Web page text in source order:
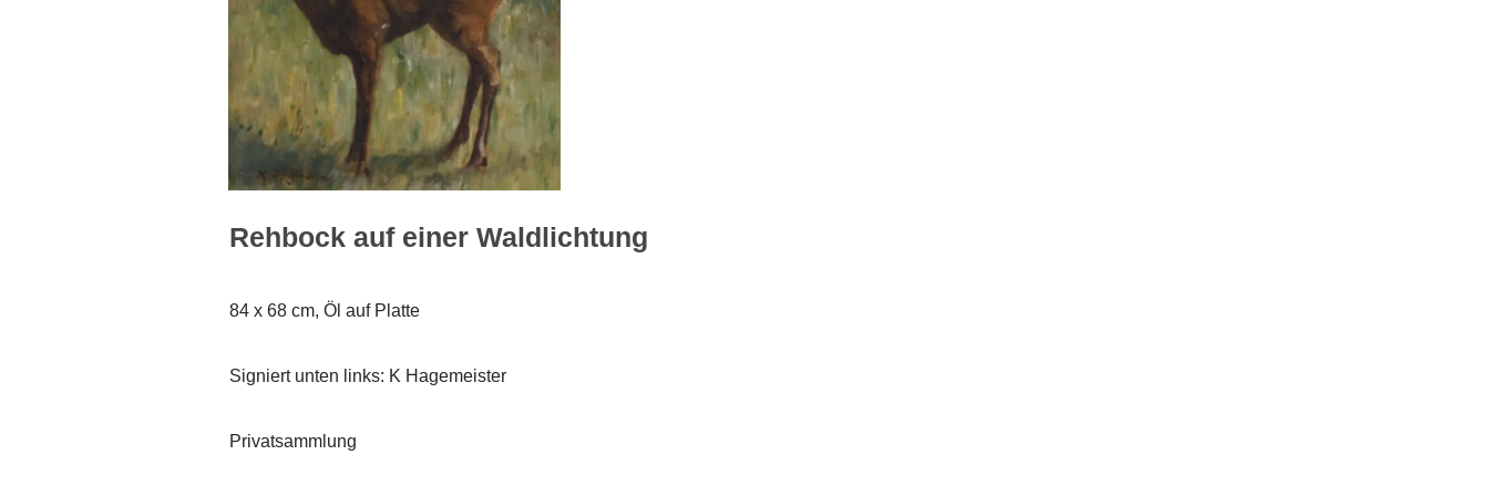
Rehbock auf einer Waldlichtung
84 x 68 cm, Öl auf Platte
Signiert unten links: K Hagemeister
Privatsammlung